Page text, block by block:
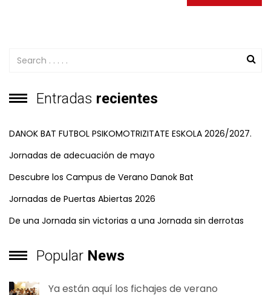
Entradas recientes
DANOK BAT FUTBOL PSIKOMOTRIZITATE ESKOLA 2026/2027.
Jornadas de adecuación de mayo
Descubre los Campus de Verano Danok Bat
Jornadas de Puertas Abiertas 2026
De una Jornada sin victorias a una Jornada sin derrotas
Popular News
Ya están aquí los fichajes de verano